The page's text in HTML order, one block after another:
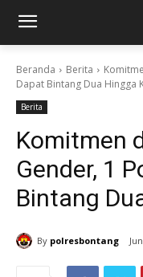
Beranda Berita
Dapat Bintang Dua Hingga
Berita
Komitmen
Gender, 1
Bintang
By polresbontang